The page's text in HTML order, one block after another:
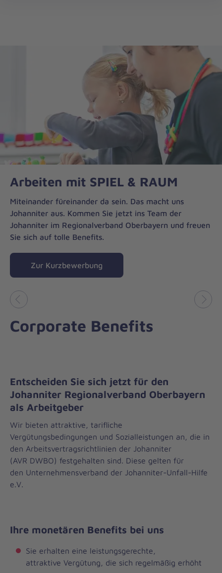
Arbeiten mit SPIEL & RAUM
Miteinander füreinander da sein. Das macht uns
Johanniter aus. Kommen Sie jetzt ins Team der
Johanniter im Regionalverband Oberbayern und freuen
Sie sich auf tolle Benefits.
Zur Kurzbewerbung
Vorheriges
Corporate Benefits
Entscheiden Sie sich jetzt für den
Johanniter Regionalverband Oberbayern
als Arbeitgeber
Wir bieten attraktive, tarifliche
Vergütungsbedingungen und Sozialleistungen an, die in
den Arbeitsvertragsrichtlinien der Johanniter
(AVR DWBO) festgehalten sind. Diese gelten für
den Unternehmensverband der Johanniter-Unfall-Hilfe
e.V.
Ihre monetären Benefits bei uns
Sie erhalten eine leistungsgerechte,
attraktive Vergütung, die sich regelmäßig erhöht